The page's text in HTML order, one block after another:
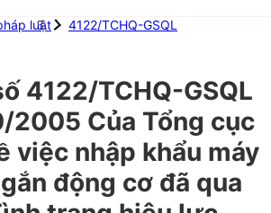
luật 4122/TCHQ-GSQL
4122/TCHQ-GSQL
2005 Của Tổng cục
việc nhập khẩu máy
động cơ đã qua